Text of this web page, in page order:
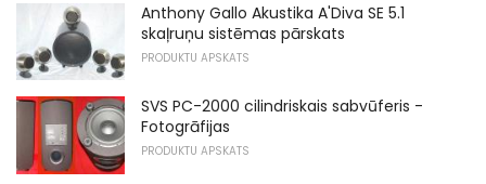
Anthony Gallo Akustika A'Diva SE 5.1 ​​
skaļruņu sistēmas pārskats
PRODUKTU APSKATS
SVS PC-2000 cilindriskais sabvūferis -
Fotogrāfijas
PRODUKTU APSKATS